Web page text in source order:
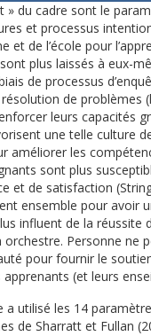
» du cadre sont le
et processus
et de l’école pour
plus laissés à eux-
de processus
de
leurs capacités
une telle culture
améliorer les
sont plus
et de satisfaction
ensemble pour avoir
influent de la réussite
Personne ne
pour fournir le
(et leurs
utilisé les 14
de Sharratt et Fullan